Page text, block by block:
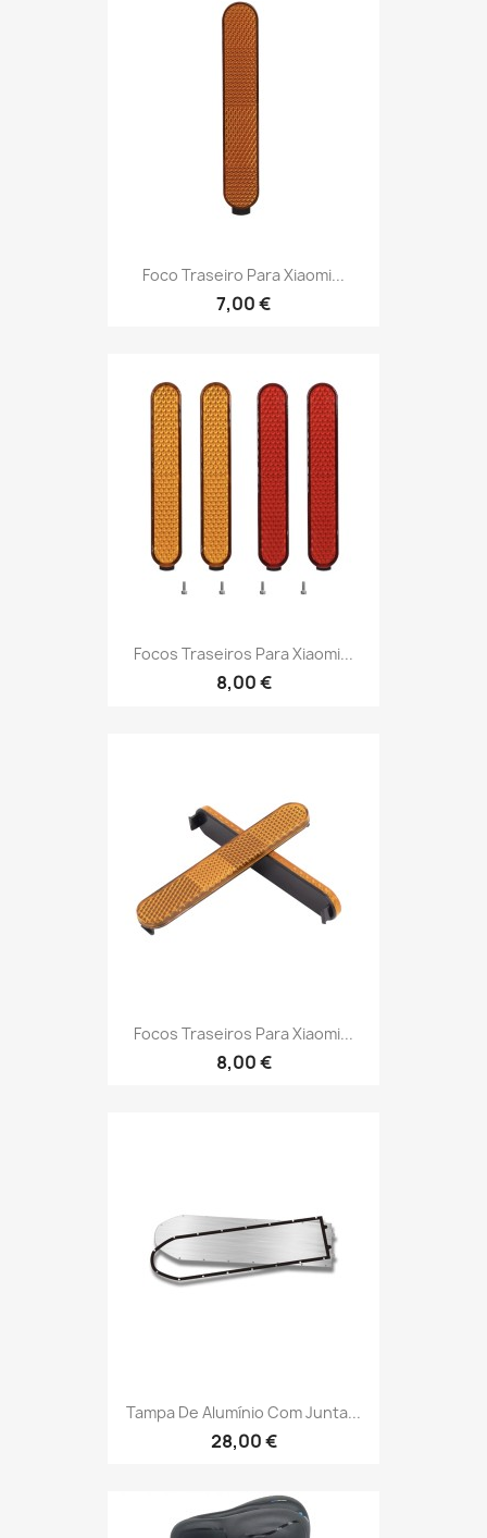
Foco Traseiro Para Xiaomi...
7,00 €
Focos Traseiros Para Xiaomi...
8,00 €
Focos Traseiros Para Xiaomi...
8,00 €
Tampa De Alumínio Com Junta...
28,00 €